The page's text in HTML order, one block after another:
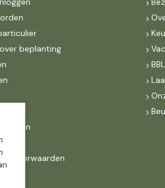
beplanting
Groen
voorwaarden